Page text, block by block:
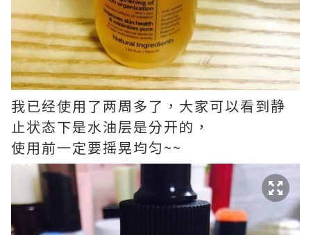
我已经使用了两周多了，大家可以看到静
止状态下是水油层是分开的，
使用前一定要摇晃均匀~~